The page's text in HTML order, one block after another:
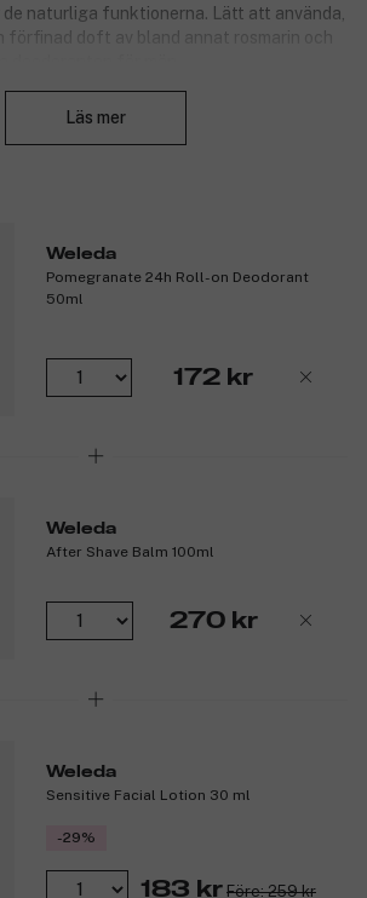
de naturliga funktionerna. Lätt att använda,
förfinad doft av bland annat rosmarin och
Läs mer
Weleda
Pomegranate 24h Roll-on Deodorant
50ml
172 kr
Weleda
After Shave Balm 100ml
270 kr
Weleda
Sensitive Facial Lotion 30 ml
-29%
183 kr Före: 259 kr